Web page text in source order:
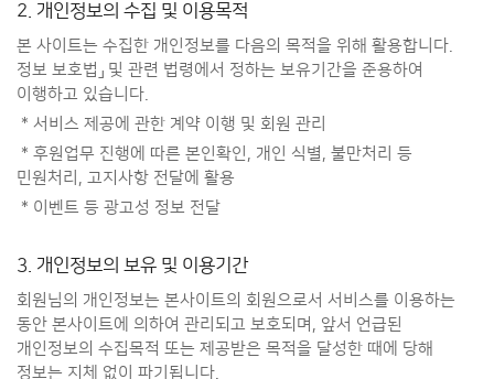
2. 개인정보의 수집 및 이용목적
본 사이트는 수집한 개인정보를 다음의 목적을 위해 활용합니다.
정보 보호법」 및 관련 법령에서 정하는 보유기간을 준용하여
이행하고 있습니다.
* 서비스 제공에 관한 계약 이행 및 회원 관리
* 후원업무 진행에 따른 본인확인, 개인 식별, 불만처리 등
민원처리, 고지사항 전달에 활용
* 이벤트 등 광고성 정보 전달
3. 개인정보의 보유 및 이용기간
회원님의 개인정보는 본사이트의 회원으로서 서비스를 이용하는
동안 본사이트에 의하여 관리되고 보호되며, 앞서 언급된
개인정보의 수집목적 또는 제공받은 목적을 달성한 때에 당해
정보는 지체 없이 파기됩니다.